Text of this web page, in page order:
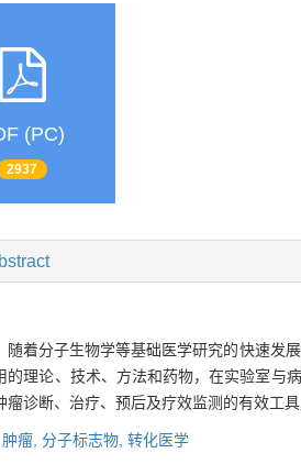
(PC)
2937
随着分子生物学等基础医学研究的快速发
的理论、技术、方法和药物，在实验室与
瘤诊断、治疗、预后及疗效监测的有效工
肿瘤, 分子标志物, 转化医学